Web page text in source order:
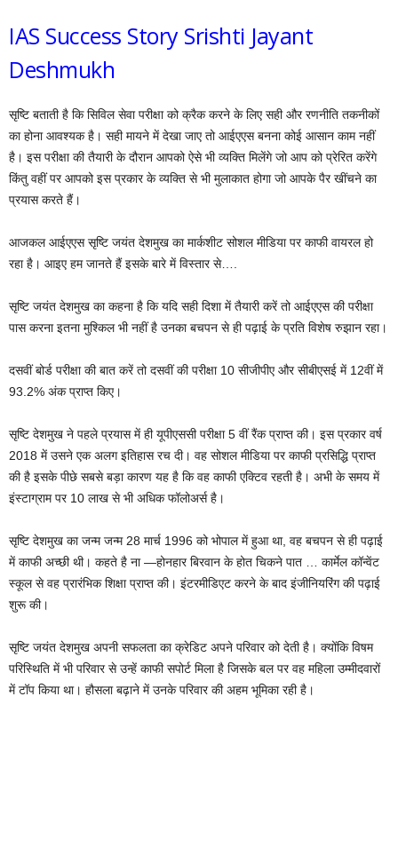
IAS Success Story Srishti Jayant
Deshmukh
सृष्टि बताती है कि सिविल सेवा परीक्षा को क्रैक करने के लिए सही और रणनीति तकनीकों
का होना आवश्यक है। सही मायने में देखा जाए तो आईएएस बनना कोई आसान काम नहीं
है। इस परीक्षा की तैयारी के दौरान आपको ऐसे भी व्यक्ति मिलेंगे जो आप को प्रेरित करेंगे
किंतु वहीं पर आपको इस प्रकार के व्यक्ति से भी मुलाकात होगा जो आपके पैर खींचने का
प्रयास करते हैं।
आजकल आईएएस सृष्टि जयंत देशमुख का मार्कशीट सोशल मीडिया पर काफी वायरल हो
रहा है। आइए हम जानते हैं इसके बारे में विस्तार से….
सृष्टि जयंत देशमुख का कहना है कि यदि सही दिशा में तैयारी करें तो आईएएस की परीक्षा
पास करना इतना मुश्किल भी नहीं है उनका बचपन से ही पढ़ाई के प्रति विशेष रुझान रहा।
दसवीं बोर्ड परीक्षा की बात करें तो दसवीं की परीक्षा 10 सीजीपीए और सीबीएसई में 12वीं में
93.2% अंक प्राप्त किए।
सृष्टि देशमुख ने पहले प्रयास में ही यूपीएससी परीक्षा 5 वीं रैंक प्राप्त की। इस प्रकार वर्ष
2018 में उसने एक अलग इतिहास रच दी। वह सोशल मीडिया पर काफी प्रसिद्धि प्राप्त
की है इसके पीछे सबसे बड़ा कारण यह है कि वह काफी एक्टिव रहती है। अभी के समय में
इंस्टाग्राम पर 10 लाख से भी अधिक फॉलोअर्स है।
सृष्टि देशमुख का जन्म जन्म 28 मार्च 1996 को भोपाल में हुआ था, वह बचपन से ही पढ़ाई
में काफी अच्छी थी। कहते है ना —होनहार बिरवान के होत चिकने पात … कार्मेल कॉन्वेंट
स्कूल से वह प्रारंभिक शिक्षा प्राप्त की। इंटरमीडिएट करने के बाद इंजीनियरिंग की पढ़ाई
शुरू की।
सृष्टि जयंत देशमुख अपनी सफलता का क्रेडिट अपने परिवार को देती है। क्योंकि विषम
परिस्थिति में भी परिवार से उन्हें काफी सपोर्ट मिला है जिसके बल पर वह महिला उम्मीदवारों
में टॉप किया था। हौसला बढ़ाने में उनके परिवार की अहम भूमिका रही है।